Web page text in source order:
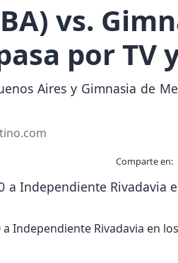
vs.
por TV
Aires y Gimnasia de
Comparte en:
a Independiente Rivadavia en